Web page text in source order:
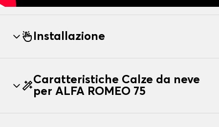
Installazione
Caratteristiche Calze da neve
per ALFA ROMEO 75